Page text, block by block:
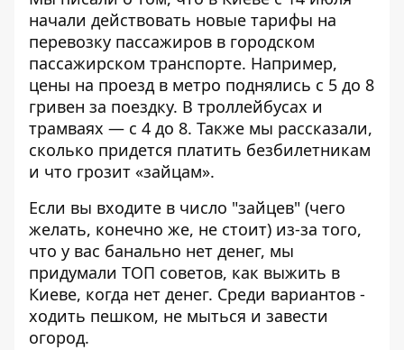
начали действовать новые тарифы на
перевозку пассажиров в городском
пассажирском транспорте. Например,
цены на проезд в метро поднялись с 5 до 8
гривен за поездку. В троллейбусах и
трамваях — с 4 до 8. Также мы рассказали,
сколько придется платить безбилетникам
и что грозит «зайцам».
Если вы входите в число "зайцев" (чего
желать, конечно же, не стоит) из-за того,
что у вас банально нет денег, мы
придумали ТОП советов, как выжить в
Киеве, когда нет денег. Среди вариантов -
ходить пешком, не мыться и завести
огород.